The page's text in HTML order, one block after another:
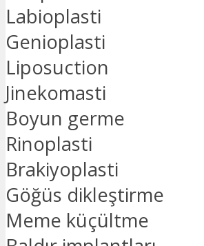
Labioplasti
Genioplasti
Liposuction
Jinekomasti
Boyun germe
Rinoplasti
Brakiyoplasti
Göğüs dikleştirme
Meme küçültme